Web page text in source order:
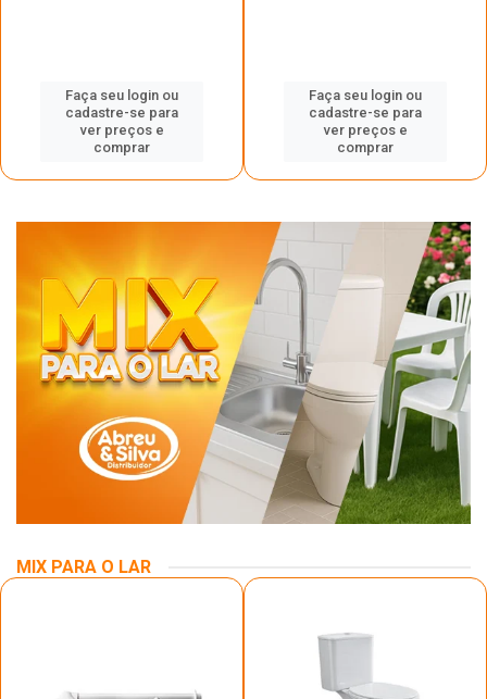
Faça seu login ou
cadastre-se para
ver preços e
comprar
Faça seu login ou
cadastre-se para
ver preços e
comprar
MIX PARA O LAR